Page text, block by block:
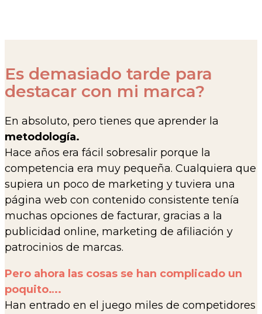
Es demasiado tarde para
destacar con mi marca?
En absoluto, pero tienes que aprender la
metodología.
Hace años era fácil sobresalir porque la
competencia era muy pequeña. Cualquiera que
supiera un poco de marketing y tuviera una
página web con contenido consistente tenía
muchas opciones de facturar, gracias a la
publicidad online, marketing de afiliación y
patrocinios de marcas.
Pero ahora las cosas se han complicado un
poquito….
Han entrado en el juego miles de competidores